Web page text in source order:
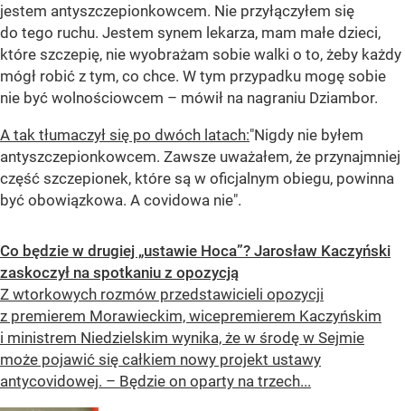
jestem antyszczepionkowcem. Nie przyłączyłem się
do tego ruchu. Jestem synem lekarza, mam małe dzieci,
które szczepię, nie wyobrażam sobie walki o to, żeby każdy
mógł robić z tym, co chce. W tym przypadku mogę sobie
nie być wolnościowcem – mówił na nagraniu Dziambor.
A tak tłumaczył się po dwóch latach:"Nigdy nie byłem
antyszczepionkowcem. Zawsze uważałem, że przynajmniej
część szczepionek, które są w oficjalnym obiegu, powinna
być obowiązkowa. A covidowa nie".
Co będzie w drugiej „ustawie Hoca”? Jarosław Kaczyński
zaskoczył na spotkaniu z opozycją
Z wtorkowych rozmów przedstawicieli opozycji
z premierem Morawieckim, wicepremierem Kaczyńskim
i ministrem Niedzielskim wynika, że w środę w Sejmie
może pojawić się całkiem nowy projekt ustawy
antycovidowej. – Będzie on oparty na trzech...